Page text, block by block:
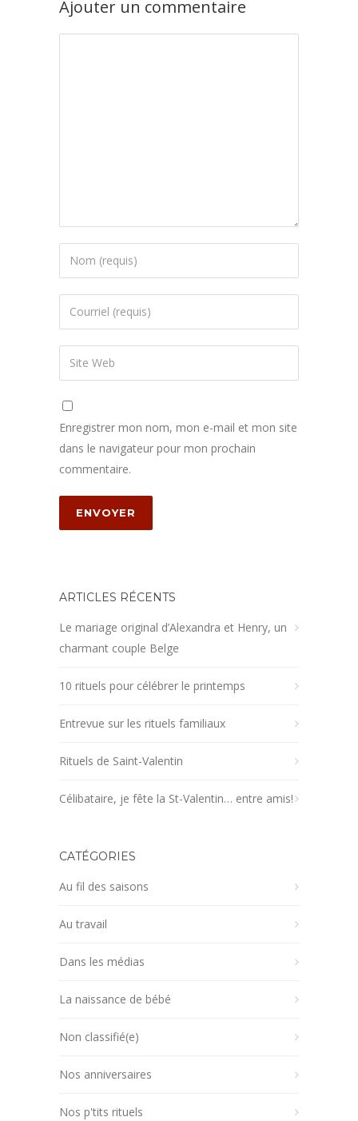
Ajouter un commentaire
Enregistrer mon nom, mon e-mail et mon site
dans le navigateur pour mon prochain
commentaire.
ARTICLES RÉCENTS
Le mariage original d’Alexandra et Henry, un
charmant couple Belge
10 rituels pour célébrer le printemps
Entrevue sur les rituels familiaux
Rituels de Saint-Valentin
Célibataire, je fête la St-Valentin… entre amis!
CATÉGORIES
Au fil des saisons
Au travail
Dans les médias
La naissance de bébé
Non classifié(e)
Nos anniversaires
Nos p'tits rituels